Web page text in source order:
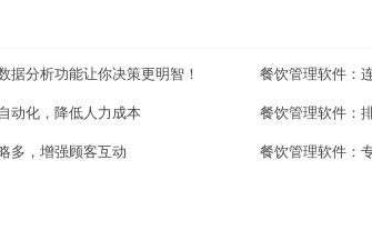
据分析功能让你决策更明智！ 餐饮管理软件：
动化，降低人力成本 餐饮管理软件：
多，增强顾客互动 餐饮管理软件：